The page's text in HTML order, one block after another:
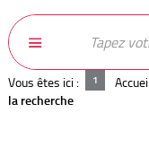
Vous êtes ici :
la recherche